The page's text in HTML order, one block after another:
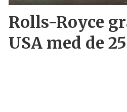
Rolls-Royce
USA med de